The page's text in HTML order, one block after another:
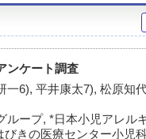
ンケート調査
6), 平井康太7), 松原知
ループ, *日本小児アレル
きの医療センター小児